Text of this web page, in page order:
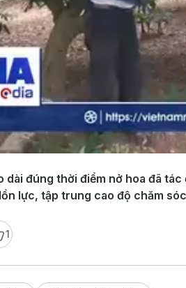
dài đúng thời điểm nở hoa đã
lực, tập trung cao độ chăm
1